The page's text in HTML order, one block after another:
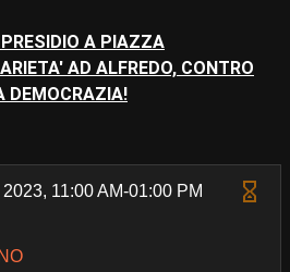
A PIAZZA
AD ALFREDO, CONTRO
DEMOCRAZIA!
11:00 AM-01:00 PM